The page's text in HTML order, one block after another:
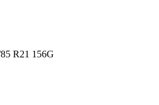
R21 156G